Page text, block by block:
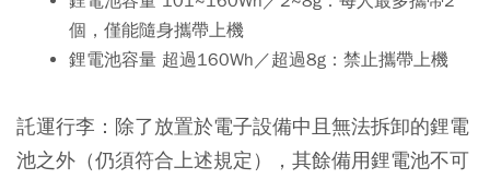
個，僅能隨身攜帶上機
鋰電池容量 超過160Wh／超過8g：禁止攜帶上機
託運行李：除了放置於電子設備中且無法拆卸的鋰電
池之外（仍須符合上述規定），其餘備用鋰電池不可